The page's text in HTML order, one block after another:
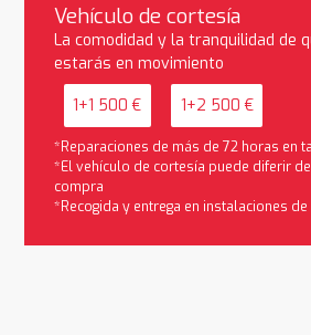
Vehículo de cortesía
La comodidad y la tranquilidad de
estarás en movimiento
1+1 500 € 1+2 500 €
*Reparaciones de más de 72 horas en
*El vehículo de cortesía puede diferir
compra
*Recogida y entrega en instalaciones